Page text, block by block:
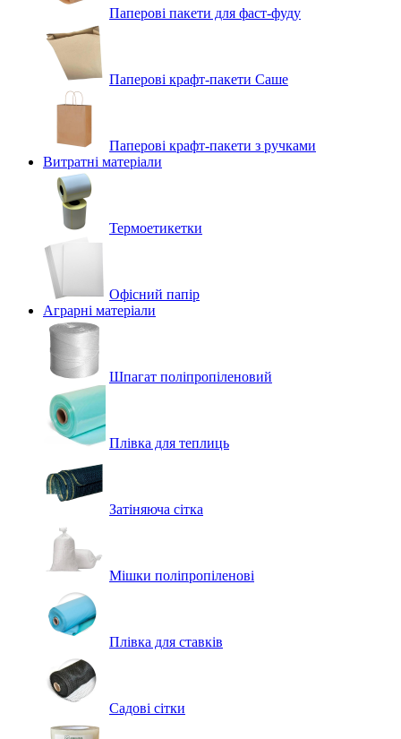
Паперові пакети для фаст-фуду
Паперові крафт-пакети Саше
Паперові крафт-пакети з ручками
Витратні матеріали
Термоетикетки
Офісний папір
Аграрні матеріали
Шпагат поліпропіленовий
Плівка для теплиць
Затіняюча сітка
Мішки поліпропіленові
Плівка для ставків
Садові сітки